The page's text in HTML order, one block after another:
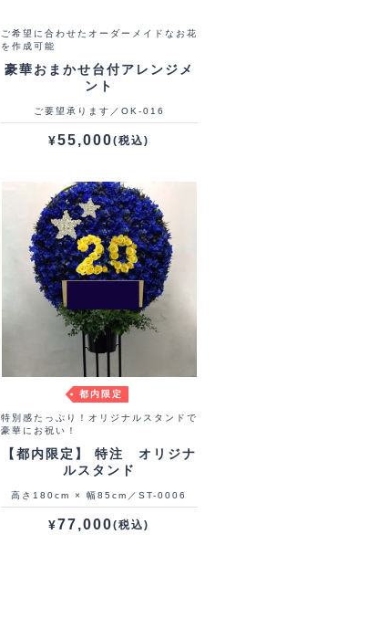
ご希望に合わせたオーダーメイドなお花
を作成可能
豪華おまかせ台付アレンジメ
ント
ご要望承ります／OK-016
¥55,000(税込)
都内限定
特別感たっぷり！オリジナルスタンドで
豪華にお祝い！
【都内限定】 特注 オリジナ
ルスタンド
高さ180cm × 幅85cm／ST-0006
¥77,000(税込)